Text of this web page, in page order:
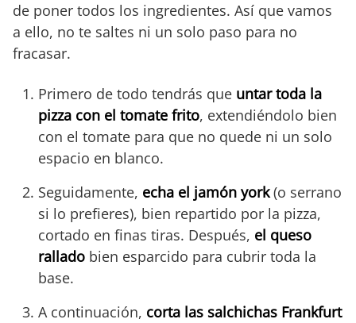
de poner todos los ingredientes. Así que vamos
a ello, no te saltes ni un solo paso para no
fracasar.
Primero de todo tendrás que untar toda la
pizza con el tomate frito, extendiéndolo bien
con el tomate para que no quede ni un solo
espacio en blanco.
Seguidamente, echa el jamón york(o serrano
si lo prefieres), bien repartido por la pizza,
cortado en finas tiras. Después, el queso
rallado bien esparcido para cubrir toda la
base.
A continuación, corta las salchichas Frankfurt